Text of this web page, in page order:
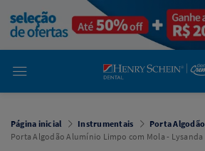
Dental
Cremer -
Henry Schein
Laboratório
Laboratório
Cremer -
Henry Schein
Página inicial Instrumentais
Porta Algodão
Porta Algodão Alumínio Limpo com Mola - Lysanda